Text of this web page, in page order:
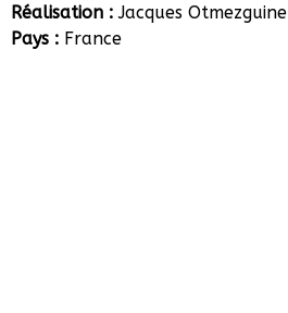
Réalisation :Jacques Otmezguine
Pays : France